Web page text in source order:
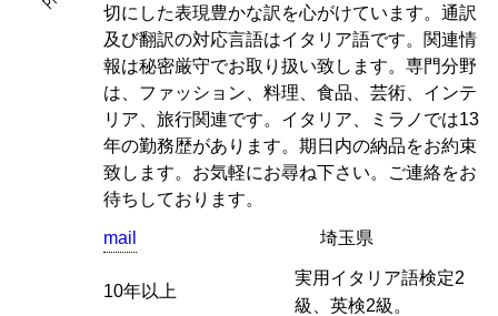
切にした表現豊かな訳を心がけています。通訳
及び翻訳の対応言語はイタリア語です。関連情
報は秘密厳守でお取り扱い致します。専門分野
は、ファッション、料理、食品、芸術、インテ
リア、旅行関連です。イタリア、ミラノでは13
年の勤務歴があります。期日内の納品をお約束
致します。お気軽にお尋ね下さい。ご連絡をお
待ちしております。
mail 埼玉県
10年以上
実用イタリア語検定2
級、英検2級。